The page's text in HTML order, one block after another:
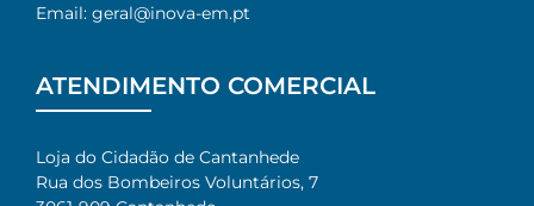
Email: geral@inova-em.pt
ATENDIMENTO COMERCIAL
Loja do Cidadão de Cantanhede
Rua dos Bombeiros Voluntários, 7​